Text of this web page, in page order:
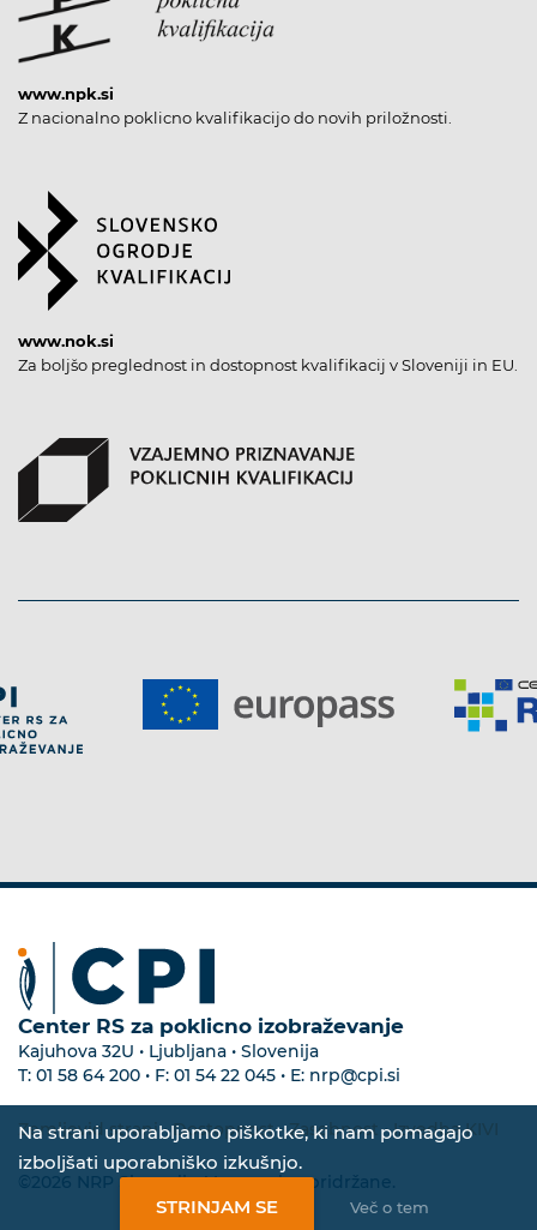
Na strani uporabljamo piškotke, ki nam pomagajo
izboljšati uporabniško izkušnjo.
STRINJAM SE
Več o tem
www.npk.si
Z nacionalno poklicno kvalifikacijo do novih priložnosti.
www.nok.si
Za boljšo preglednost in dostopnost kvalifikacij v Sloveniji in EU.
Center RS za poklicno izobraževanje
Kajuhova 32U • Ljubljana • Slovenija
T: 01 58 64 200 • F: 01 54 22 045 • E: nrp@cpi.si
Zemljevid strani•Dostopnost•Zasebnost •Izvedba KIVI
©2026 NRP Slovenija. Vse pravice pridržane.